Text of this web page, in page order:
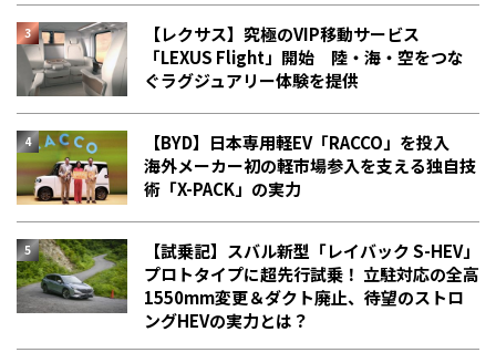
【レクサス】究極のVIP移動サービス
「LEXUS Flight」開始 陸・海・空をつな
ぐラグジュアリー体験を提供
【BYD】日本専用軽EV「RACCO」を投入
海外メーカー初の軽市場参入を支える独自技
術「X-PACK」の実力
【試乗記】スバル新型「レイバック S-HEV」
プロトタイプに超先行試乗！ 立駐対応の全高
1550mm変更＆ダクト廃止、待望のストロ
ングHEVの実力とは？